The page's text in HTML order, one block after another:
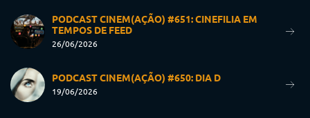
PODCAST CINEM(AÇÃO) #651: CINEFILIA EM
TEMPOS DE FEED
26/06/2026
PODCAST CINEM(AÇÃO) #650: DIA D
19/06/2026